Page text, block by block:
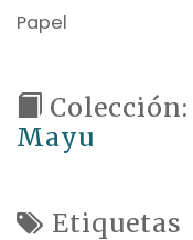
Papel
Colección:
Mayu
Etiquetas